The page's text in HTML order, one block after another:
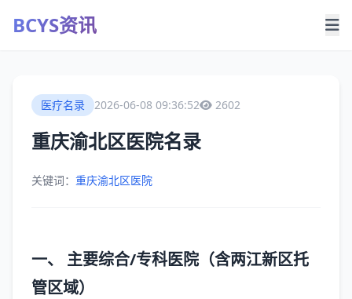
BCYS资讯
医疗名录 2026-06-08 09:36:52 2602
重庆渝北区医院名录
关键词： 重庆渝北区医院
一、 主要综合/专科医院（含两江新区托
管区域）‌